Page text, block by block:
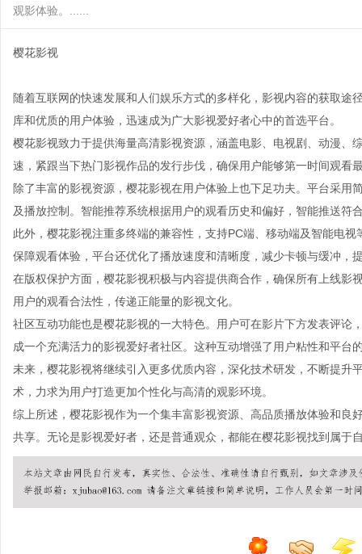
观影体验。......
樱花影视
随着互联网的快速发展和人们娱乐方式的多样化，影视内容的获取
库和优质的用户体验，迅速成为广大影视爱好者心中的首选平台。
樱花影视致力于提供海量高清影视资源，涵盖电影、电视剧、动漫、
速，紧跟当下热门影视作品的发行步伐，确保用户能够第一时间观看
除了丰富的影视资源，樱花影视在用户体验上也下足功夫。平台采
及播放控制。智能推荐系统根据用户的观看历史和偏好，智能推送符
此外，樱花影视注重多终端的兼容性，支持PC端、移动端及智能电
保障观看体验，平台还优化了播放速度和清晰度，减少卡顿与缓冲，
在版权保护方面，樱花影视积极与内容提供商合作，确保所有上线影
用户的观看合法性，传递正能量的影视文化。
社区互动功能也是樱花影视的一大特色。用户可在影片下方发表评论
成一个充满活力的影视爱好者社区。这种互动增强了用户粘性和平台
未来，樱花影视将继续引入更多优质内容，深化技术研发，不断提升
术，力求为用户打造更加个性化与高清的观影环境。
综上所述，樱花影视作为一个集丰富影视资源、高品质播放体验和良
共享。无论是影视爱好者，还是普通观众，都能在樱花影视找到属于